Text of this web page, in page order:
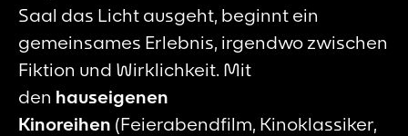
Saal das Licht ausgeht, beginnt ein
gemeinsames Erlebnis, irgendwo zwischen
Fiktion und Wirklichkeit. Mit
den hauseigenen
Kinoreihen (Feierabendfilm, Kinoklassiker,